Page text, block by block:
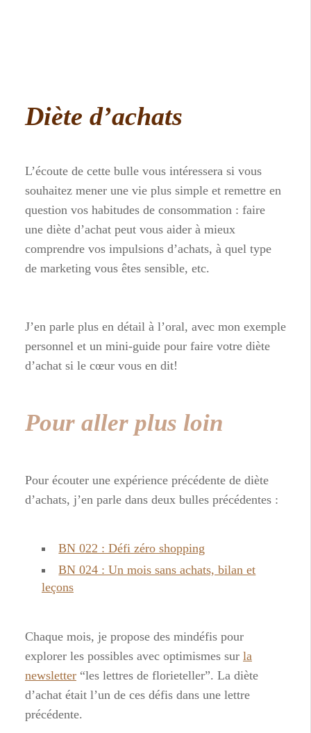
Diète d’achats
L’écoute de cette bulle vous intéressera si vous
souhaitez mener une vie plus simple et remettre en
question vos habitudes de consommation : faire
une diète d’achat peut vous aider à mieux
comprendre vos impulsions d’achats, à quel type
de marketing vous êtes sensible, etc.
J’en parle plus en détail à l’oral, avec mon exemple
personnel et un mini-guide pour faire votre diète
d’achat si le cœur vous en dit!
Pour aller plus loin
Pour écouter une expérience précédente de diète
d’achats, j’en parle dans deux bulles précédentes :
BN 022 : Défi zéro shopping
BN 024 : Un mois sans achats, bilan et
leçons
Chaque mois, je propose des mindéfis pour
explorer les possibles avec optimismes sur la
newsletter “les lettres de florieteller”. La diète
d’achat était l’un de ces défis dans une lettre
précédente.